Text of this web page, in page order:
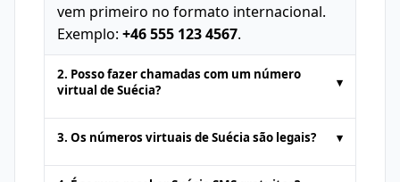
vem primeiro no formato internacional.
Exemplo: +46 555 123 4567.
2. Posso fazer chamadas com um número
virtual de Suécia?
▾
Os números temporários fornecidos por
plataformas de SMS online geralmente
servem apenas para
3. Os números virtuais de Suécia são legais? ▾
Sim. Os números virtuais de Suécia são